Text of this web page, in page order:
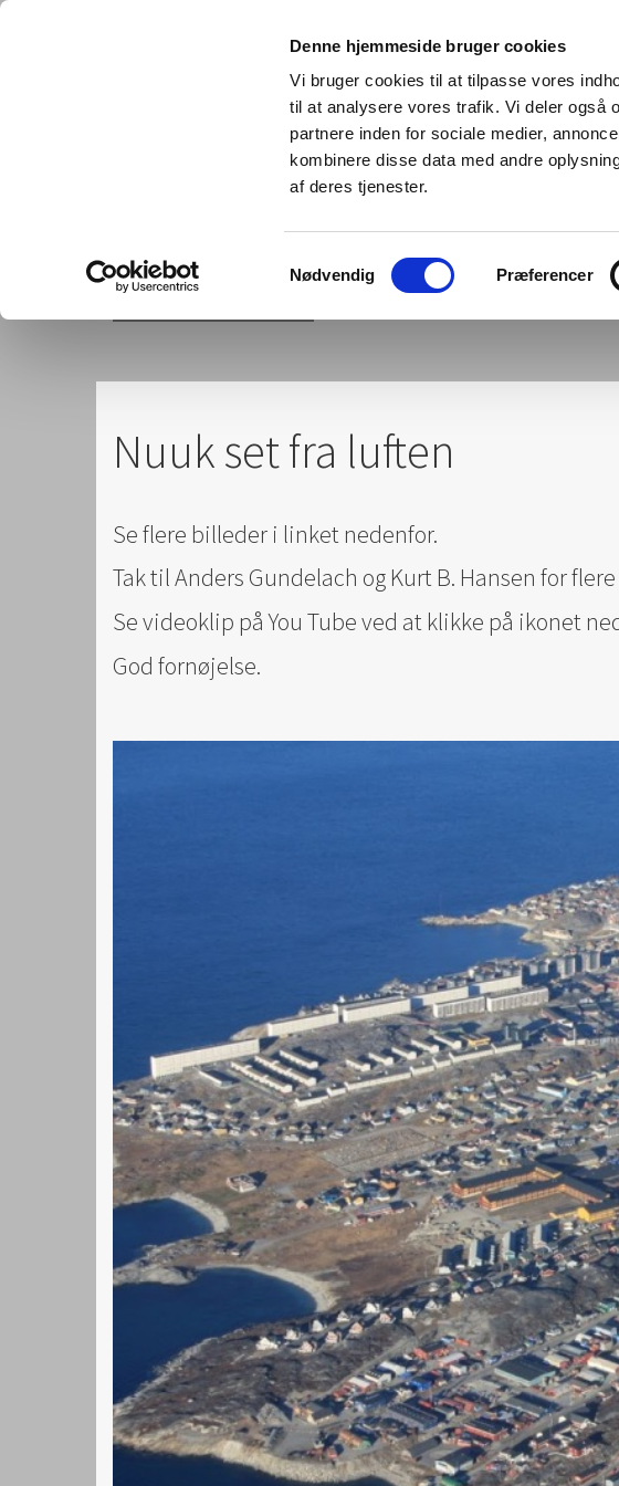
Denne hjemmeside bruger cookies
Vi bruger cookies til at tilpasse vores
til at analysere vores trafik. Vi deler også
partnere inden for sociale medier,
kombinere disse data med andre
af deres tjenester.
Nødvendig Præferencer
Bramsen - Denmark
Nuuk set fra luften
Se flere billeder i linket nedenfor.
Tak til Anders Gundelach og Kurt B. Hansen for
Se videoklip på You Tube ved at klikke på ikonet
God fornøjelse.